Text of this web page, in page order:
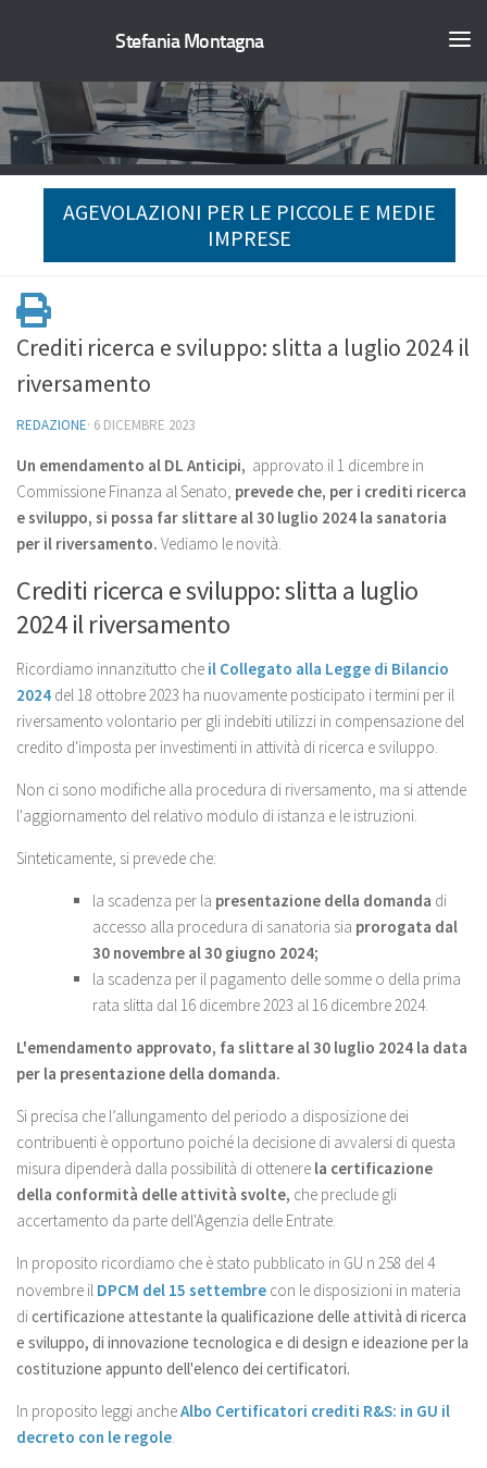
Stefania Montagna
AGEVOLAZIONI PER LE PICCOLE E MEDIE
IMPRESE
Crediti ricerca e sviluppo: slitta a luglio 2024 il
riversamento
REDAZIONE· 6 DICEMBRE 2023
Un emendamento al DL Anticipi, approvato il 1 dicembre in
Commissione Finanza al Senato, prevede che, per i crediti ricerca
e sviluppo, si possa far slittare al 30 luglio 2024 la sanatoria
per il riversamento. Vediamo le novità.
Crediti ricerca e sviluppo: slitta a luglio
2024 il riversamento
Ricordiamo innanzitutto che il Collegato alla Legge di Bilancio
2024 del 18 ottobre 2023 ha nuovamente posticipato i termini per il
riversamento volontario per gli indebiti utilizzi in compensazione del
credito d'imposta per investimenti in attività di ricerca e sviluppo.
Non ci sono modifiche alla procedura di riversamento, ma si attende
l'aggiornamento del relativo modulo di istanza e le istruzioni.
Sinteticamente, si prevede che:
la scadenza per la presentazione della domanda di
accesso alla procedura di sanatoria sia prorogata dal
30 novembre al 30 giugno 2024;
la scadenza per il pagamento delle somme o della prima
rata slitta dal 16 dicembre 2023 al 16 dicembre 2024.
L'emendamento approvato, fa slittare al 30 luglio 2024 la data
per la presentazione della domanda.
Si precisa che l’allungamento del periodo a disposizione dei
contribuenti è opportuno poiché la decisione di avvalersi di questa
misura dipenderà dalla possibilità di ottenere la certificazione
della conformità delle attività svolte, che preclude gli
accertamento da parte dell'Agenzia delle Entrate.
In proposito ricordiamo che è stato pubblicato in GU n 258 del 4
novembre il DPCM del 15 settembre con le disposizioni in materia
dicertificazione attestante la qualificazione delle attività di ricerca
e sviluppo, di innovazione tecnologica e di design e ideazione per la
costituzione appunto dell'elenco dei certificatori.
In proposito leggi ancheAlbo Certificatori crediti R&S: in GU il
decreto con le regole.